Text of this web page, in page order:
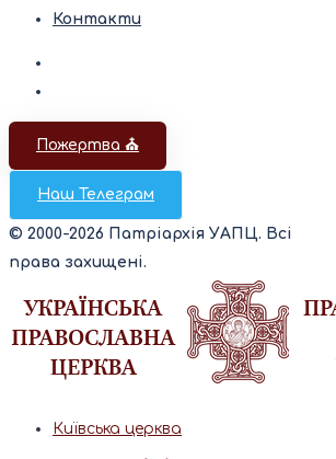
Контакти
Пожертва ⛪️
Наш Телеграм
© 2000-2026 Патріархія УАПЦ. Всі
права захищені.
Київська церква